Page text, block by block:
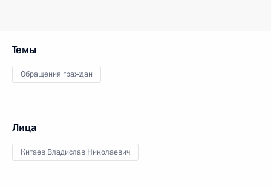
Темы
Обращения граждан
Лица
Китаев Владислав Николаевич